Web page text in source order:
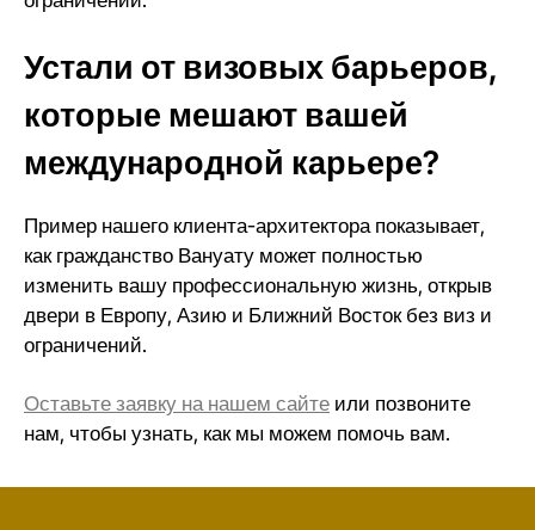
Устали от визовых барьеров,
которые мешают вашей
международной карьере?
Пример нашего клиента-архитектора показывает,
как гражданство Вануату может полностью
изменить вашу профессиональную жизнь, открыв
двери в Европу, Азию и Ближний Восток без виз и
ограничений.
Оставьте заявку на нашем сайте или позвоните
нам, чтобы узнать, как мы можем помочь вам.